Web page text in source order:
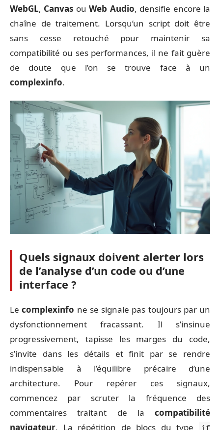
WebGL, Canvas ouWeb Audio, densifie encore la
chaîne de traitement. Lorsqu’un script doit être
sans cesse retouché pour maintenir sa
compatibilité ou ses performances, il ne fait guère
de doute que l’on se trouve face à un
complexinfo.
Quels signaux doivent alerter lors
de l’analyse d’un code ou d’une
interface ?
Lecomplexinfo ne se signale pas toujours par un
dysfonctionnement fracassant. Il s’insinue
progressivement, tapisse les marges du code,
s’invite dans les détails et finit par se rendre
indispensable à l’équilibre précaire d’une
architecture. Pour repérer ces signaux,
commencez par scruter la fréquence des
commentaires traitant de la compatibilité
navigateur. La répétition de blocs du type